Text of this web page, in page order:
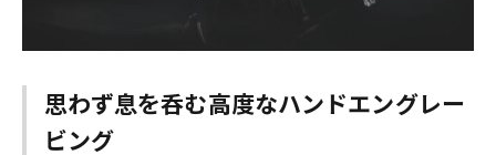
思わず息を呑む高度なハンドエングレー
ビング